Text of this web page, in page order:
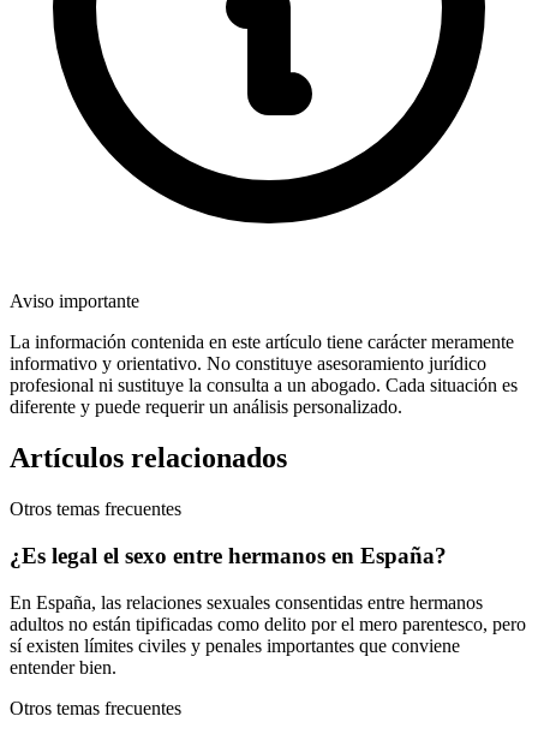
Aviso importante
La información contenida en este artículo tiene carácter meramente
informativo y orientativo. No constituye asesoramiento jurídico
profesional ni sustituye la consulta a un abogado. Cada situación es
diferente y puede requerir un análisis personalizado.
Artículos relacionados
Otros temas frecuentes
¿Es legal el sexo entre hermanos en España?
En España, las relaciones sexuales consentidas entre hermanos
adultos no están tipificadas como delito por el mero parentesco, pero
sí existen límites civiles y penales importantes que conviene
entender bien.
Otros temas frecuentes